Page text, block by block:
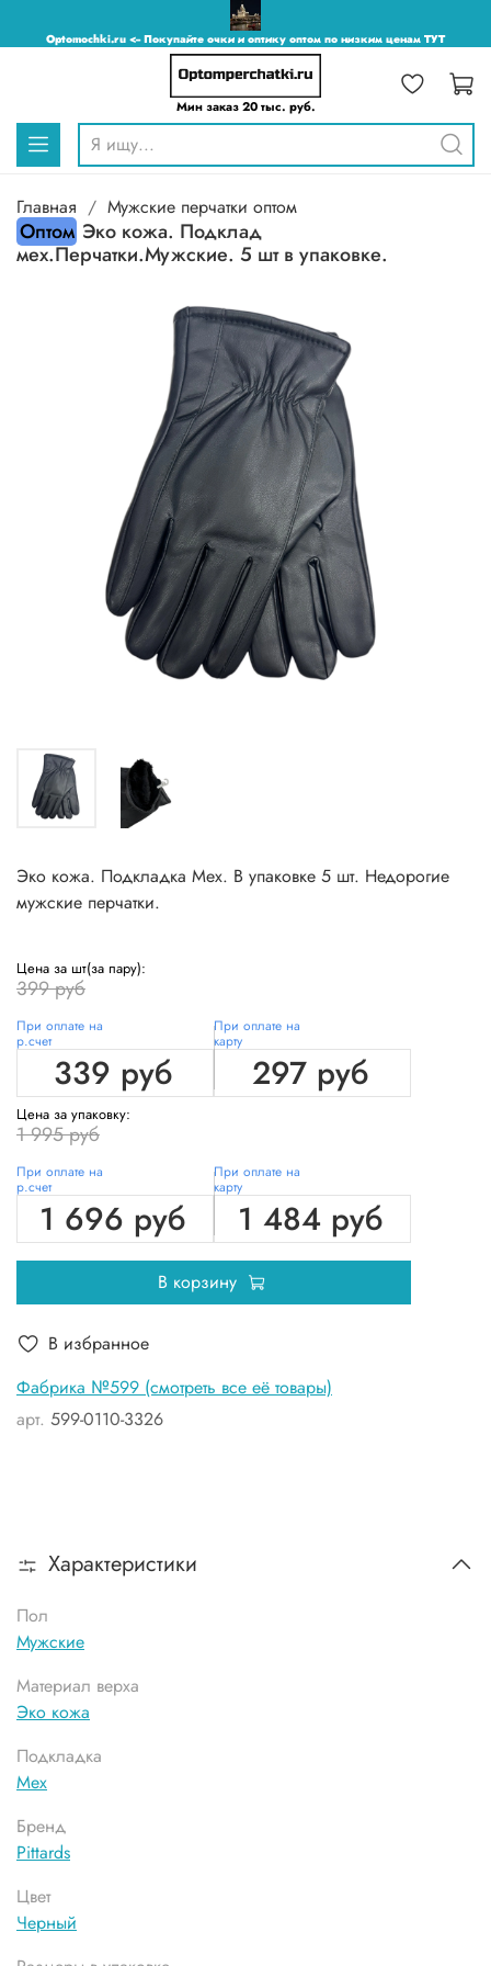
Optomochki.ru <-- Покупайте очки и оптику оптом по низким ценам ТУТ
Мин заказ 20 тыс. руб.
Главная Мужские перчатки оптом
Оптом Эко кожа. Подклад
мех.Перчатки.Мужские. 5 шт в упаковке.
Фабрика №599 (смотреть все её товары)
арт. 599-0110-3326
Эко кожа. Подкладка Мех. В упаковке 5 шт. Недорогие
мужские перчатки.
Цена за шт(за пару):
399 руб
При оплате на
р.счет
339 руб
При оплате на
карту
297 руб
Цена за упаковку:
1 995 руб
При оплате на
р.счет
1 696 руб
При оплате на
карту
1 484 руб
В корзину
В избранное
Характеристики
Пол
Мужские
Материал верха
Эко кожа
Подкладка
Мех
Бренд
Pittards
Цвет
Черный